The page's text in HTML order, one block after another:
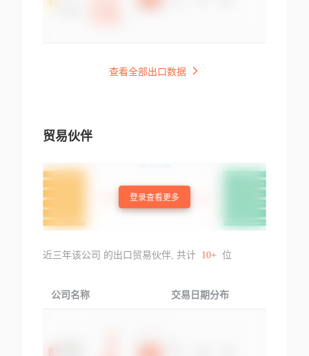
查看全部出口数据
贸易伙伴
登录查看更多
近三年该公司 的出口贸易伙伴, 共计 10+ 位
公司名称 交易日期分布